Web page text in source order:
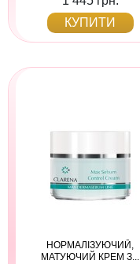
КУПИТИ
НОРМАЛІЗУЮЧИЙ,
МАТУЮЧИЙ КРЕМ З...